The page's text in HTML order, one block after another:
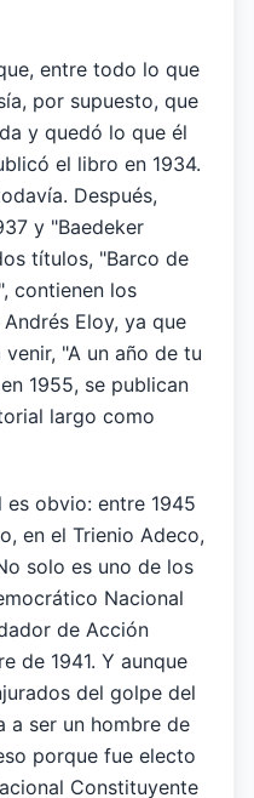
entre todo lo que
por supuesto, que
y quedó lo que él
el libro en 1934.
Después,
y "Baedeker
títulos, "Barco de
contienen los
Eloy, ya que
"A un año de tu
1955, se publican
largo como
obvio: entre 1945
en el Trienio Adeco,
solo es uno de los
Nacional
de Acción
de 1941. Y aunque
del golpe del
a ser un hombre de
porque fue electo
Constituyente